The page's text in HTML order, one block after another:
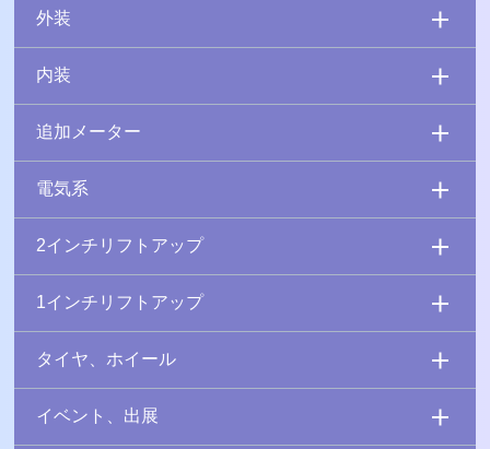
外装
内装
追加メーター
電気系
2インチリフトアップ
1インチリフトアップ
タイヤ、ホイール
イベント、出展